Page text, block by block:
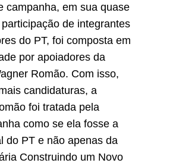
campanha, em sua quase
de integrantes
do PT, foi composta em
por apoiadores da
Romão. Com isso,
candidaturas, a
foi tratada pela
como se ela fosse a
do PT e não apenas da
Construindo um Novo